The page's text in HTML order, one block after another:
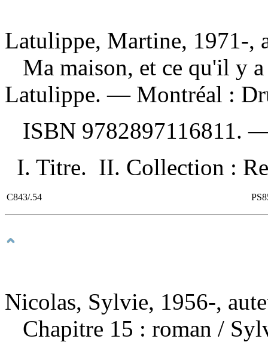
Latulippe, Martine, 1971-,
Ma maison, et ce qu'il y
Latulippe. — Montréal :
ISBN 9782897116811.
I. Titre. II. Collection :
C843/.54
Nicolas, Sylvie, 1956-,
Chapitre 15 : roman /